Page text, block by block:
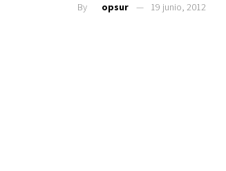
By opsur 19 junio, 2012